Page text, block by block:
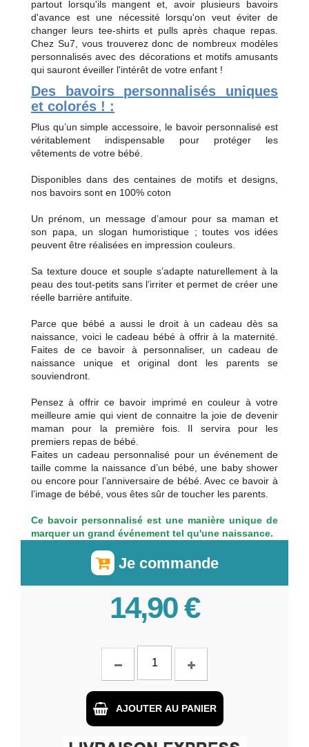
partout lorsqu'ils mangent et, avoir plusieurs bavoirs
d'avance est une nécessité lorsqu'on veut éviter de
changer leurs tee-shirts et pulls après chaque repas.
Chez Su7, vous trouverez donc de nombreux modèles
personnalisés avec des décorations et motifs amusants
qui sauront éveiller l'intérêt de votre enfant !
Des bavoirs personnalisés uniques
et colorés ! :
Plus qu’un simple accessoire, le bavoir personnalisé est
véritablement indispensable pour protéger les
vêtements de votre bébé.
Disponibles dans des centaines de motifs et designs,
nos bavoirs sont en 100% coton
Un prénom, un message d’amour pour sa maman et
son papa, un slogan humoristique ; toutes vos idées
peuvent être réalisées en impression couleurs.
Sa texture douce et souple s’adapte naturellement à la
peau des tout-petits sans l’irriter et permet de créer une
réelle barrière antifuite.
Parce que bébé a aussi le droit à un cadeau dès sa
naissance, voici le cadeau bébé à offrir à la maternité.
Faites de ce bavoir à personnaliser, un cadeau de
naissance unique et original dont les parents se
souviendront.
Pensez à offrir ce bavoir imprimé en couleur à votre
meilleure amie qui vient de connaitre la joie de devenir
maman pour la première fois. Il servira pour les
premiers repas de bébé.
Faites un cadeau personnalisé pour un événement de
taille comme la naissance d’un bébé, une baby shower
ou encore pour l’anniversaire de bébé. Avec ce bavoir à
l’image de bébé, vous êtes sûr de toucher les parents.
Ce bavoir personnalisé est une manière unique de
marquer un grand événement tel qu'une naissance.
Je commande
14,90 €
AJOUTER AU PANIER